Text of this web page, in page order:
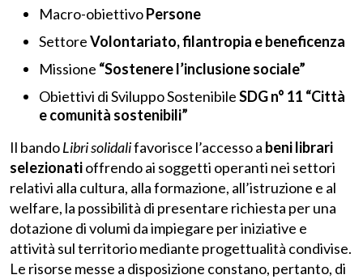
Macro-obiettivoPersone
SettoreVolontariato, filantropia e beneficenza
Missione “Sostenere l’inclusione sociale”
Obiettivi di Sviluppo SostenibileSDGn° 11 “Città
e comunità sostenibili”
Il bandoLibri solidalifavorisce l’accesso a beni librari
selezionatioffrendo ai soggetti operanti nei settori
relativi alla cultura, alla formazione, all’istruzione e al
welfare, la possibilità di presentare richiesta per una
dotazione di volumi da impiegare per iniziative e
attività sul territorio mediante progettualità condivise.
Le risorse messe a disposizione constano, pertanto, di